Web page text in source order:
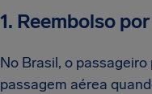
1. Reembolso
No Brasil, o
passagem aérea